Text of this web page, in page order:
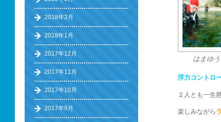
はまゆ
浮力コントロ
２人とも一生
楽しみながら
2018年2月
2018年1月
2017年12月
2017年11月
2017年10月
2017年9月